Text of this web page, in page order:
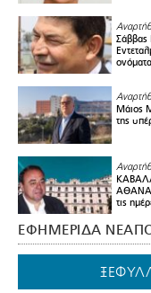
Σάββας
Μάιος
της
τις
ΕΦΗΜΕΡΙΔΑ